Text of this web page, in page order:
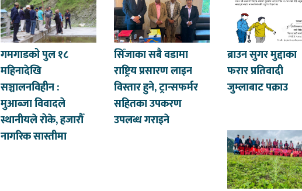
गमगाडको पुल १८
महिनादेखि
सञ्चालनविहीन :
मुआब्जा विवादले
स्थानीयले रोके, हजारौँ
नागरिक सास्तीमा
सिँजाका सबै वडामा
राष्ट्रिय प्रसारण लाइन
विस्तार हुने, ट्रान्सफर्मर
सहितका उपकरण
उपलब्ध गराइने
ब्राउन सुगर मुद्दाका
फरार प्रतिवादी
जुम्लाबाट पक्राउ